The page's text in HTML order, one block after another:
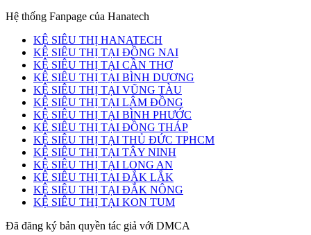
Hệ thống Fanpage của Hanatech
KỆ SIÊU THỊ HANATECH
KỆ SIÊU THỊ TẠI ĐỒNG NAI
KỆ SIÊU THỊ TẠI CẦN THƠ
KỆ SIÊU THỊ TẠI BÌNH DƯƠNG
KỆ SIÊU THỊ TẠI VŨNG TÀU
KỆ SIÊU THỊ TẠI LÂM ĐỒNG
KỆ SIÊU THỊ TẠI BÌNH PHƯỚC
KỆ SIÊU THỊ TẠI ĐỒNG THÁP
KỆ SIÊU THỊ TẠI THỦ ĐỨC TPHCM
KỆ SIÊU THỊ TẠI TÂY NINH
KỆ SIÊU THỊ TẠI LONG AN
KỆ SIÊU THỊ TẠI ĐẮK LẮK
KỆ SIÊU THỊ TẠI ĐẮK NÔNG
KỆ SIÊU THỊ TẠI KON TUM
Đã đăng ký bản quyền tác giả với DMCA